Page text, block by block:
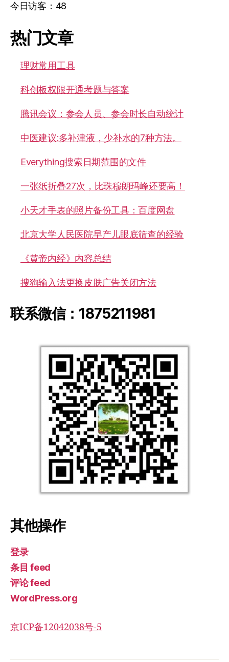
今日访客：48
热门文章
理财常用工具
科创板权限开通考题与答案
腾讯会议：参会人员、参会时长自动统计
中医建议:多补津液，少补水的7种方法。
Everything搜索日期范围的文件
一张纸折叠27次，比珠穆朗玛峰还要高！
小天才手表的照片备份工具：百度网盘
北京大学人民医院早产儿眼底筛查的经验
《黄帝内经》内容总结
搜狗输入法更换皮肤广告关闭方法
联系微信：1875211981
其他操作
登录
条目 feed
评论 feed
WordPress.org
京ICP备12042038号-5